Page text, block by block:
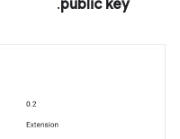
public key
.